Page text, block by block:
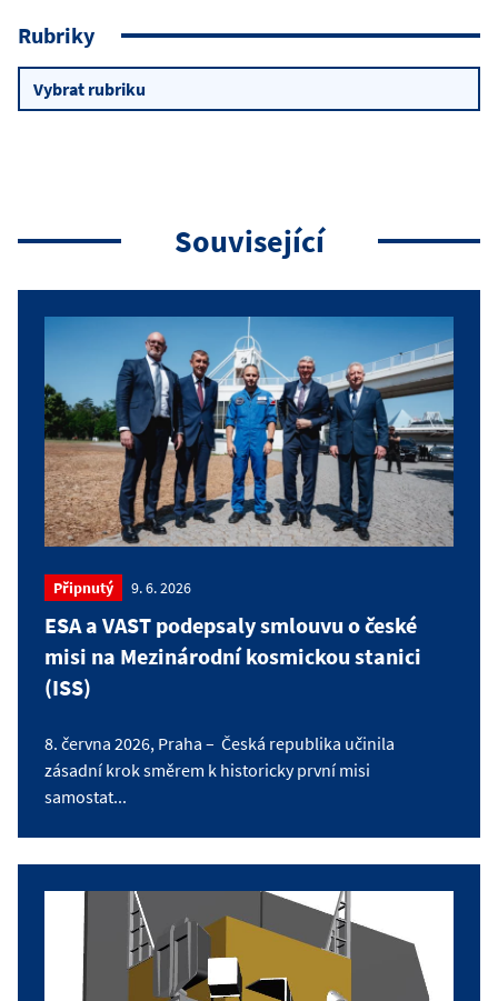
Rubriky
Rubriky
Související
Připnutý 9. 6. 2026
ESA a VAST podepsaly smlouvu o české
misi na Mezinárodní kosmickou stanici
(ISS)
8. června 2026, Praha – Česká republika učinila
zásadní krok směrem k historicky první misi
samostat...